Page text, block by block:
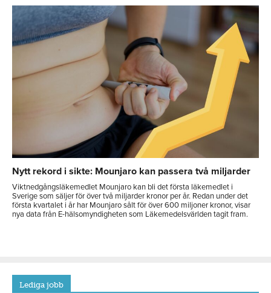
Nytt rekord i sikte: Mounjaro kan passera två miljarder
Viktnedgångsläkemedlet Mounjaro kan bli det första läkemedlet i
Sverige som säljer för över två miljarder kronor per år. Redan under det
första kvartalet i år har Mounjaro sålt för över 600 miljoner kronor, visar
nya data från E-hälsomyndigheten som Läkemedelsvärlden tagit fram.
Lediga jobb